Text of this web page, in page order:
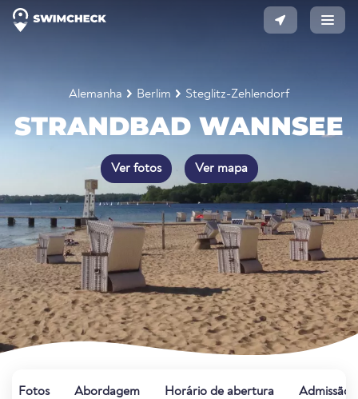
Alemanha Berlim Steglitz-Zehlendorf
STRANDBAD WANNSEE
Ver fotos Ver mapa
Fotos Abordagem Horário de abertura Admissão